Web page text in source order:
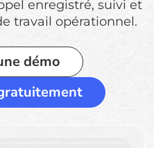
enregistré, suivi et
travail opérationnel.
démo